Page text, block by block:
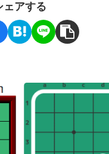
ェアする